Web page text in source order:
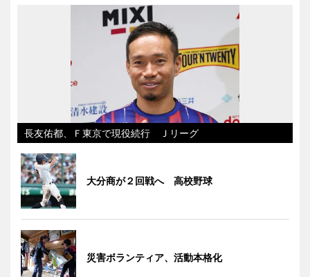
長友佑都、Ｆ東京で現役続行 Ｊリーグ
大分商が２回戦へ 高校野球
災害ボランティア、活動本格化